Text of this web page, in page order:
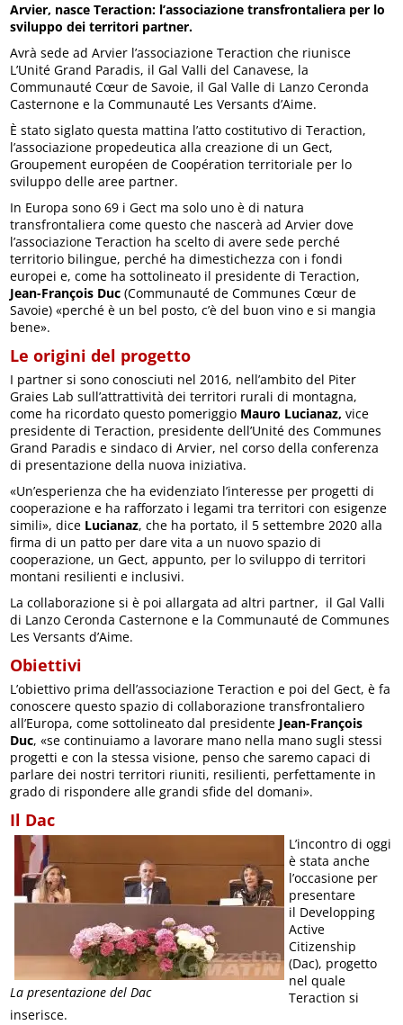
Arvier, nasce Teraction: l’associazione transfrontaliera per lo
sviluppo dei territori partner.
Avrà sede ad Arvier l’associazione Teraction che riunisce
L’Unité Grand Paradis, il Gal Valli del Canavese, la
Communauté Cœur de Savoie, il Gal Valle di Lanzo Ceronda
Casternone e la Communauté Les Versants d’Aime.
È stato siglato questa mattina l’atto costitutivo di Teraction,
l’associazione propedeutica alla creazione di un Gect,
Groupement européen de Coopération territoriale per lo
sviluppo delle aree partner.
In Europa sono 69 i Gect ma solo uno è di natura
transfrontaliera come questo che nascerà ad Arvier dove
l’associazione Teraction ha scelto di avere sede perché
territorio bilingue, perché ha dimestichezza con i fondi
europei e, come ha sottolineato il presidente di Teraction,
Jean-François Duc (Communauté de Communes Cœur de
Savoie) «perché è un bel posto, c’è del buon vino e si mangia
bene».
Le origini del progetto
I partner si sono conosciuti nel 2016, nell’ambito del Piter
Graies Lab sull’attrattività dei territori rurali di montagna,
come ha ricordato questo pomeriggio Mauro Lucianaz, vice
presidente di Teraction, presidente dell’Unité des Communes
Grand Paradis e sindaco di Arvier, nel corso della conferenza
di presentazione della nuova iniziativa.
«Un’esperienza che ha evidenziato l’interesse per progetti di
cooperazione e ha rafforzato i legami tra territori con esigenze
simili», dice Lucianaz, che ha portato, il 5 settembre 2020 alla
firma di un patto per dare vita a un nuovo spazio di
cooperazione, un Gect, appunto, per lo sviluppo di territori
montani resilienti e inclusivi.
La collaborazione si è poi allargata ad altri partner, il Gal Valli
di Lanzo Ceronda Casternone e la Communauté de Communes
Les Versants d’Aime.
Obiettivi
L’obiettivo prima dell’associazione Teraction e poi del Gect, è fa
conoscere questo spazio di collaborazione transfrontaliero
all’Europa, come sottolineato dal presidente Jean-François
Duc, «se continuiamo a lavorare mano nella mano sugli stessi
progetti e con la stessa visione, penso che saremo capaci di
parlare dei nostri territori riuniti, resilienti, perfettamente in
grado di rispondere alle grandi sfide del domani».
Il Dac
La presentazione del Dac
L’incontro di oggi
è stata anche
l’occasione per
presentare
il Developping
Active
Citizenship
(Dac), progetto
nel quale
Teraction si
inserisce.